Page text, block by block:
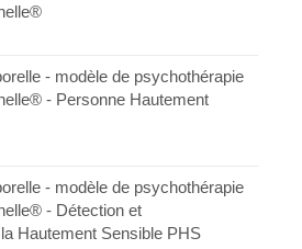
- modèle de psychothérapie
- Personne Hautement
- modèle de psychothérapie
- Détection et
Hautement Sensible PHS